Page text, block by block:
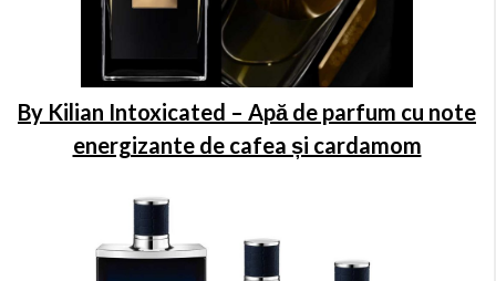
By Kilian Intoxicated – Apă de parfum cu note
energizante de cafea și cardamom